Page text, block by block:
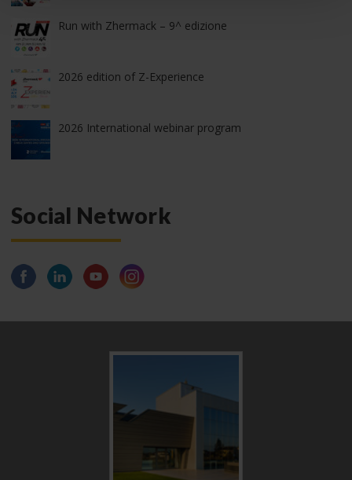
Run with Zhermack – 9^ edizione
2026 edition of Z-Experience
2026 International webinar program
Social Network